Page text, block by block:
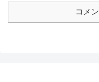
コメ